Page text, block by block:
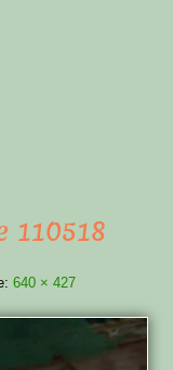
110518
640 × 427